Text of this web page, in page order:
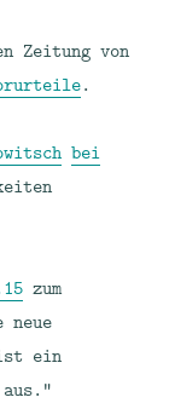
Zeitung von
.
bei
zum
neue
ist ein